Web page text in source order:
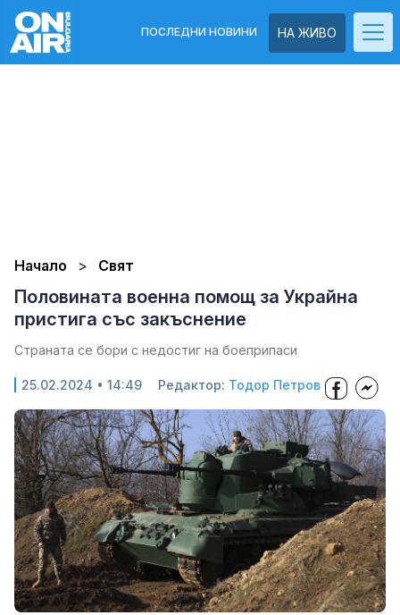
НА ЖИВО
ПОСЛЕДНИ НОВИНИ
Начало Свят
Половината военна помощ за Украйна
пристига със закъснение
Страната се бори с недостиг на боеприпаси
25.02.2024 • 14:49 Редактор: Тодор Петров